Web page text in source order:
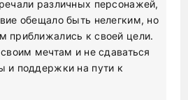
различных персонажей,
обещало быть нелегким, но
приближались к своей цели.
мечтам и не сдаваться
и поддержки на пути к